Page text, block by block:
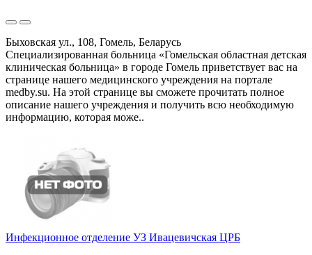
Быховская ул., 108, Гомель, Беларусь
Специализированная больница «Гомельская областная детская
клиническая больница» в городе Гомель приветствует вас на
странице нашего медицинского учреждения на портале
medby.su. На этой странице вы сможете прочитать полное
описание нашего учреждения и получить всю необходимую
информацию, которая може..
Инфекционное отделение УЗ Ивацевичская ЦРБ